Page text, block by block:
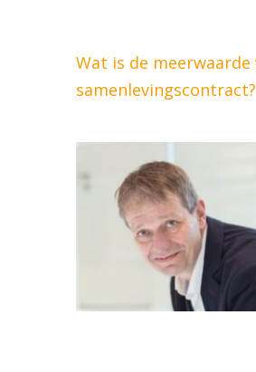
Wat is de meerwaarde
samenlevingscontract?